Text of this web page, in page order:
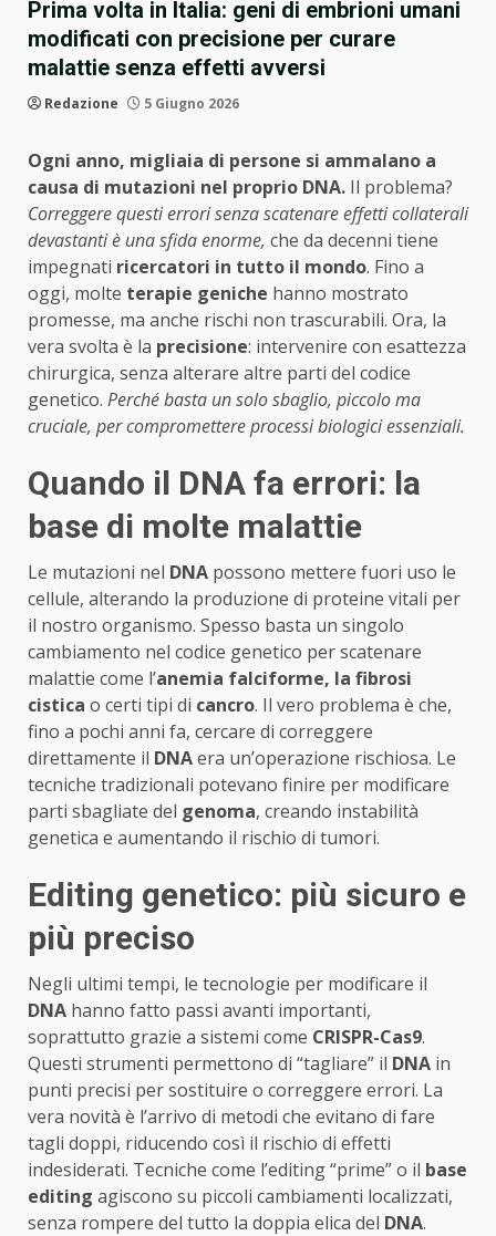
Prima volta in Italia: geni di embrioni umani
modificati con precisione per curare
malattie senza effetti avversi
Redazione 5 Giugno 2026
Ogni anno, migliaia di persone si ammalano a
causa di mutazioni nel proprio DNA. Il problema?
Correggere questi errori senza scatenare effetti collaterali
devastanti è una sfida enorme, che da decenni tiene
impegnati ricercatori in tutto il mondo. Fino a
oggi, molte terapie geniche hanno mostrato
promesse, ma anche rischi non trascurabili. Ora, la
vera svolta è la precisione: intervenire con esattezza
chirurgica, senza alterare altre parti del codice
genetico. Perché basta un solo sbaglio, piccolo ma
cruciale, per compromettere processi biologici essenziali.
Quando il DNA fa errori: la
base di molte malattie
Le mutazioni nel DNA possono mettere fuori uso le
cellule, alterando la produzione di proteine vitali per
il nostro organismo. Spesso basta un singolo
cambiamento nel codice genetico per scatenare
malattie come l’anemia falciforme, la fibrosi
cistica o certi tipi di cancro. Il vero problema è che,
fino a pochi anni fa, cercare di correggere
direttamente il DNAera un’operazione rischiosa. Le
tecniche tradizionali potevano finire per modificare
parti sbagliate del genoma, creando instabilità
genetica e aumentando il rischio di tumori.
Editing genetico: più sicuro e
più preciso
Negli ultimi tempi, le tecnologie per modificare il
DNA hanno fatto passi avanti importanti,
soprattutto grazie a sistemi come CRISPR-Cas9.
Questi strumenti permettono di “tagliare” il DNA in
punti precisi per sostituire o correggere errori. La
vera novità è l’arrivo di metodi che evitano di fare
tagli doppi, riducendo così il rischio di effetti
indesiderati. Tecniche come l’editing “prime” o il base
editing agiscono su piccoli cambiamenti localizzati,
senza rompere del tutto la doppia elica del DNA.